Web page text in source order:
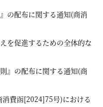
配布に関する通知(商消
を促進するための全体的な
』の配布に関する通知(商
消費函[2024]75号)における